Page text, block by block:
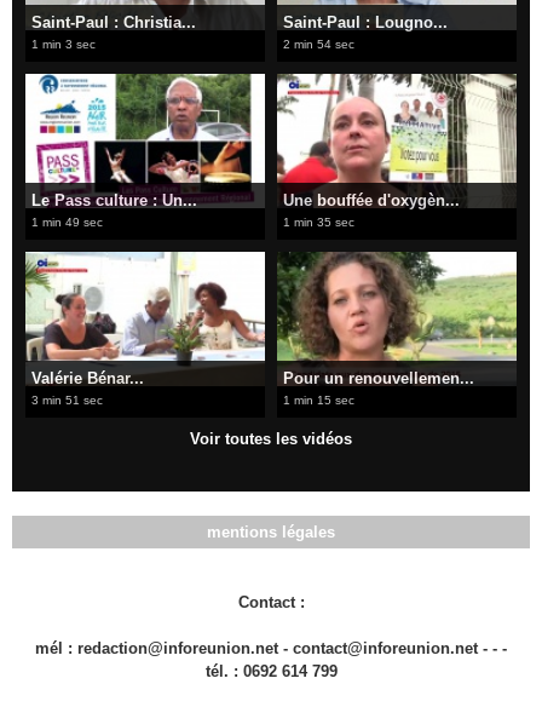
Saint-Paul : Christia...
1 min 3 sec
Saint-Paul : Lougno...
2 min 54 sec
Le Pass culture : Un...
1 min 49 sec
Une bouffée d'oxygèn...
1 min 35 sec
Valérie Bénar...
3 min 51 sec
Pour un renouvellemen...
1 min 15 sec
Voir toutes les vidéos
mentions légales
Contact :
mél : redaction@inforeunion.net - contact@inforeunion.net - - -
tél. : 0692 614 799